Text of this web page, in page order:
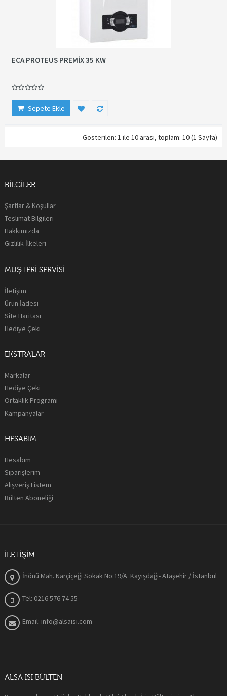
ECA PROTEUS PREMİX 35 KW
Sepete Ekle
Gösterilen: 1 ile 10 arası, toplam: 10 (1 Sayfa)
BILGILER
Şartlar & Koşullar
Teslimat Bilgileri
Hakkımızda
Gizlilik İlkeleri
MÜŞTERI SERVISI
İletişim
Ürün İadesi
Site Haritası
Hediye Çeki
EKSTRALAR
Markalar
Hediye Çeki
Ortaklık Programı
Kampanyalar
HESABIM
Hesabım
Siparişlerim
Alışveriş Listem
Bülten Aboneliği
İLETIŞIM
İnönü Mah. Narçiçeği Sokak No:19/A Kayışdağı- Ataşehir / İstanbul
Tel: 0216 576 74 55
Email: info@alsaisi.com
ALSA ISI BÜLTEN